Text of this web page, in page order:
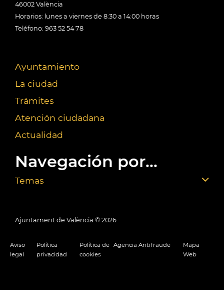
46002 València
Horarios: lunes a viernes de 8:30 a 14:00 horas
Teléfono: 963 52 54 78
Ayuntamiento
La ciudad
Trámites
Atención ciudadana
Actualidad
Navegación por...
Temas
Ajuntament de València © 2026
Aviso
legal
Política
privacidad
Política de
cookies
Agencia Antifraude
Mapa
Web